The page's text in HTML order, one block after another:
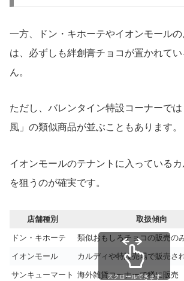
一方、ドン・キホーテやイオンモール
は、必ずしも絆創膏チョコが置かれて
ん。
ただし、バレンタイン特設コーナーで
風」の類似商品が並ぶこともあります。
イオンモールのテナントに入っている
を狙うのが確実です。
店舗種別 取扱傾向
ドン・キホーテ 類似おもしろチョコの販売の
イオンモール カルディや特設売場で販売さ
サンキューマート 海外雑貨コーナーで稀に販売
スクロールできます